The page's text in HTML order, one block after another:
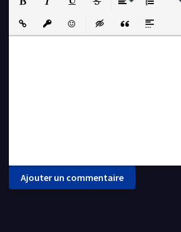
Strikethrough
Insert LinkInsert protected link
EmoticonsInsert hidden text
Insert Quote
Insert
Ajouter un commentaire